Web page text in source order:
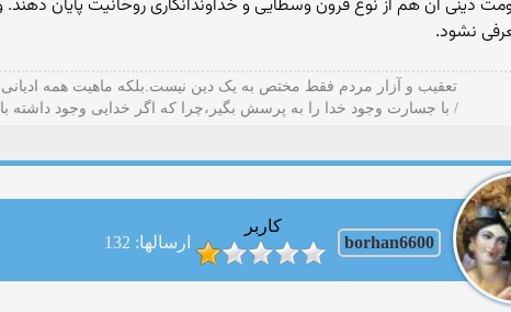
دینی آن هم از نوع قرون وسطایی و خداوندانگاری روحانیت پایان
نشود.
تعقیب و آزار مردم فقط مختص به یک دین نیست.بلکه ماهیت همه
/ با جسارت وجود خدا را به پرسش بگیر،چرا که اگر خدایی وجود داشته
borhan6600
کاربر
ارسالها: 132